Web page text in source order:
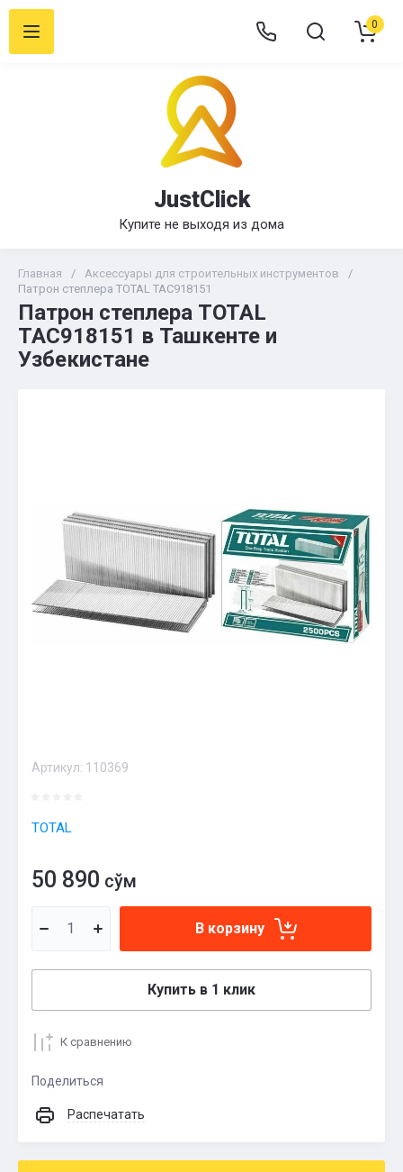
JustClick
Купите не выходя из дома
0
Главная / Аксессуары для строительных инструментов
/
Патрон степлера TOTAL TAC918151
Патрон степлера TOTAL
TAC918151 в Ташкенте и
Узбекистане
Артикул: 110369
TOTAL
50 890 сўм
В корзину
Купить в 1 клик
К сравнению
Поделиться
Распечатать